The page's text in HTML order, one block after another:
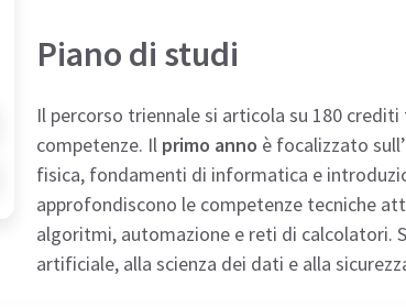
Piano di studi
Il percorso triennale si articola su 180
competenze. Il primo anno è focalizzato
fisica, fondamenti di informatica e
approfondiscono le competenze tecniche
algoritmi, automazione e reti di calcolatori.
artificiale, alla scienza dei dati e alla